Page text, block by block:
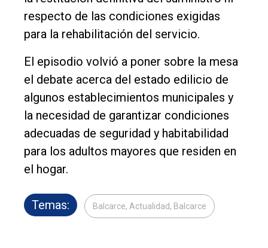
respecto de las condiciones exigidas
para la rehabilitación del servicio.
El episodio volvió a poner sobre la mesa
el debate acerca del estado edilicio de
algunos establecimientos municipales y
la necesidad de garantizar condiciones
adecuadas de seguridad y habitabilidad
para los adultos mayores que residen en
el hogar.
Temas: Balcarce, Actualidad, Balcarce